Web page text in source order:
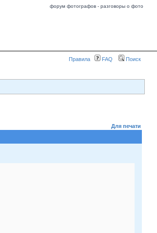
форум фотографов - разговоры о фото
Правила FAQ Поиск
Для печати